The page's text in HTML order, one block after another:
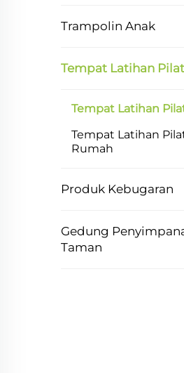
Trampolin Anak
Tempat Latihan
Tempat Latihan
Tempat Latihan
Rumah
Produk Kebugaran
Gedung
Taman